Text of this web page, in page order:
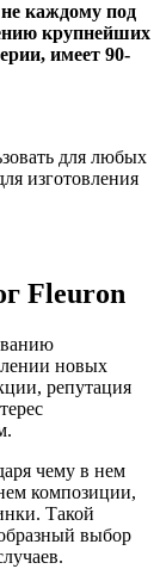
каждому под
крупнейших
имеет 90-
для любых
изготовления
Fleuron
новых
репутация
чему в нем
композиции,
Такой
выбор